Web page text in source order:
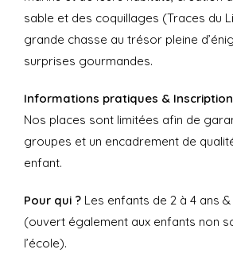
sable et des coquillages (Traces du
grande chasse au trésor pleine
surprises gourmandes.
Informations pratiques &
Nos places sont limitées afin de
groupes et un encadrement de
enfant.
Pour qui ? Les enfants de 2 à 4 ans &
(ouvert également aux enfants non
l’école).